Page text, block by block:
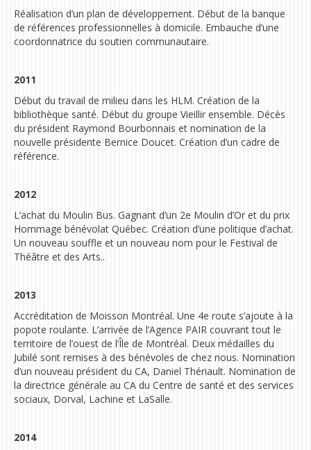
Réalisation d’un plan de développement. Début de la banque
de références professionnelles à domicile. Embauche d’une
coordonnatrice du soutien communautaire.
2011
Début du travail de milieu dans les HLM. Création de la
bibliothèque santé. Début du groupe Vieillir ensemble. Décès
du président Raymond Bourbonnais et nomination de la
nouvelle présidente Bernice Doucet. Création d’un cadre de
référence.
2012
L’achat du Moulin Bus. Gagnant d’un 2e Moulin d’Or et du prix
Hommage bénévolat Québec. Création d’une politique d’achat.
Un nouveau souffle et un nouveau nom pour le Festival de
Théâtre et des Arts..
2013
Accréditation de Moisson Montréal. Une 4e route s’ajoute à la
popote roulante. L’arrivée de l’Agence PAIR couvrant tout le
territoire de l’ouest de l’Île de Montréal. Deux médailles du
Jubilé sont remises à des bénévoles de chez nous. Nomination
d’un nouveau président du CA, Daniel Thériault. Nomination de
la directrice générale au CA du Centre de santé et des services
sociaux, Dorval, Lachine et LaSalle.
2014